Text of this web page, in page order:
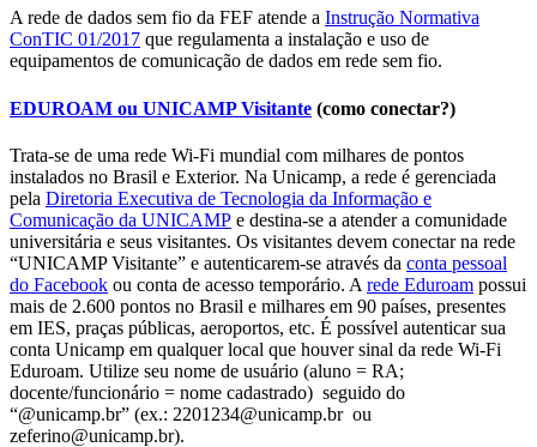
A rede de dados sem fio da FEF atende a Instrução Normativa
ConTIC 01/2017 que regulamenta a instalação e uso de
equipamentos de comunicação de dados em rede sem fio.
EDUROAM ou UNICAMP Visitante (como conectar?)
Trata-se de uma rede Wi-Fi mundial com milhares de pontos
instalados no Brasil e Exterior. Na Unicamp, a rede é gerenciada
pela Diretoria Executiva de Tecnologia da Informação e
Comunicação da UNICAMP e destina-se a atender a comunidade
universitária e seus visitantes. Os visitantes devem conectar na rede
“UNICAMP Visitante” e autenticarem-se através da conta pessoal
do Facebook ou conta de acesso temporário. A rede Eduroam possui
mais de 2.600 pontos no Brasil e milhares em 90 países, presentes
em IES, praças públicas, aeroportos, etc. É possível autenticar sua
conta Unicamp em qualquer local que houver sinal da rede Wi-Fi
Eduroam. Utilize seu nome de usuário (aluno = RA;
docente/funcionário = nome cadastrado) seguido do
“@unicamp.br” (ex.: 2201234@unicamp.br ou
zeferino@unicamp.br).